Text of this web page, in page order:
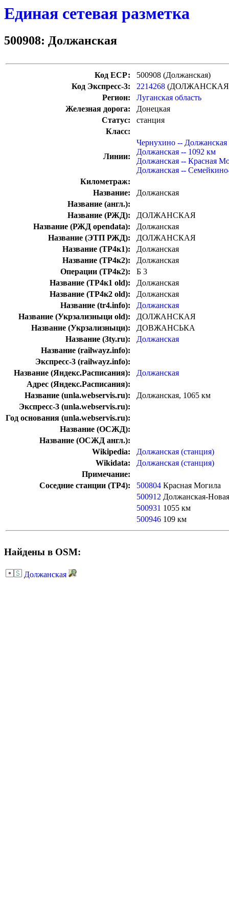
Единая сетевая разметка
500908: Должанская
Код ЕСР:
500908 (Должанская)
Код Экспресс-3:
2214268
Регион:
Луганская область
Железная дорога:
Донецкая
Статус:
станция
Класс:
Линии:
Чернухино -- Должанская
Должанская -- 1092 км
Должанская -- Красная
Должанская --
Километраж:
Название:
Должанская
Название (англ.):
Название (РЖД):
ДОЛЖАНСКАЯ
Название (РЖД opendata):
Должанская
Название (ЭТП РЖД):
ДОЛЖАНСКАЯ
Название (ТР4к1):
Должанская
Название (ТР4к2):
Должанская
Операции (ТР4к2):
Б 3
Название (ТР4к1 old):
Должанская
Название (ТР4к2 old):
Должанская
Название (tr4.info):
Должанская
Название (Укрзализныци old):
ДОЛЖАНСКАЯ
Название (Укрзализныци):
ДОВЖАНСЬКА
Название (3ty.ru):
Должанская
Название (railwayz.info):
Экспресс-3 (railwayz.info):
Название (Яндекс.Расписания):
Должанская
Адрес (Яндекс.Расписания):
Название (unla.webservis.ru):
Должанская, 1065 км
Экспресс-3 (unla.webservis.ru):
Год основания (unla.webservis.ru):
Название (ОСЖД):
Название (ОСЖД англ.):
Wikipedia:
Должанская (станция)
Wikidata:
Должанская (станция)
Примечание:
Соседние станции (ТР4):
500804 Красная Могила
500912 Должанская-Новая
500931 1055 км
500946 109 км
Найдены в OSM:
Должанская